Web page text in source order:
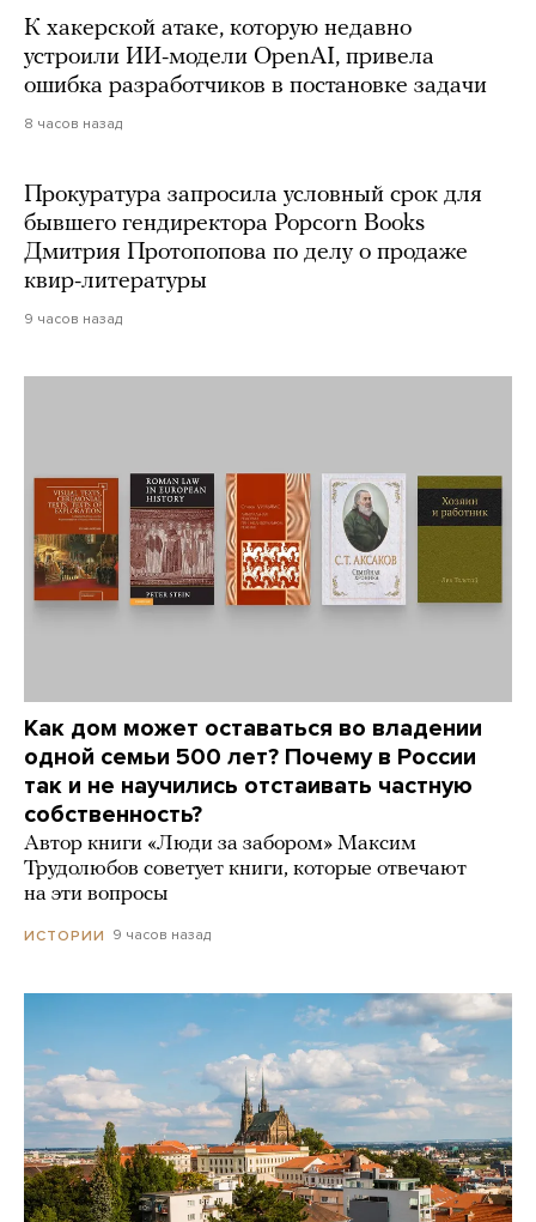
К хакерской атаке, которую недавно
устроили ИИ-модели OpenAI, привела
ошибка разработчиков в постановке задачи
8 часов назад
Прокуратура запросила условный срок для
бывшего гендиректора Popcorn Books
Дмитрия Протопопова по делу о продаже
квир-литературы
9 часов назад
Как дом может оставаться во владении
одной семьи 500 лет? Почему в России
так и не научились отстаивать частную
собственность?
Автор книги «Люди за забором» Максим
Трудолюбов советует книги, которые отвечают
на эти вопросы
ИСТОРИИ 9 часов назад